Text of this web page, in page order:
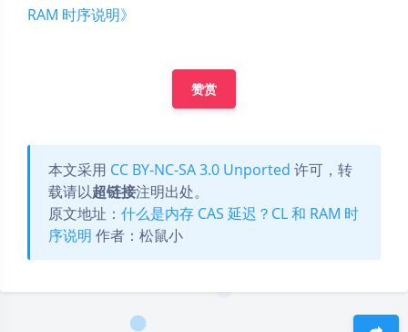
RAM 时序说明》
赞赏
本文采用 CC BY-NC-SA 3.0 Unported 许可，转
载请以超链接注明出处。
原文地址： 什么是内存 CAS 延迟？CL 和 RAM 时
序说明 作者：松鼠小